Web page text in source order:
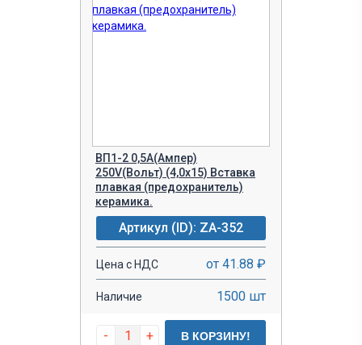
ВП1-2 0,5A(Ампер)
250V(Вольт) (4,0х15) Вставка
плавкая (предохранитель)
керамика.
Артикул (ID): ZA-352
Цена с НДС от 41.88 ₽
Наличие 1500 шт
- + В КОРЗИНУ!